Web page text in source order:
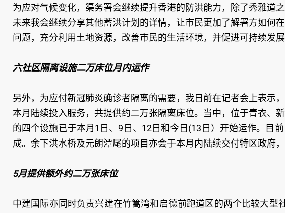
为应对气候变化，渠务署会继续提升香港的防洪能力，除了秀雅道
未来我会继续分享其他蓄洪计划的详情，让市民更加了解署方如何
问题，充分利用土地资源，改善市民的生活环境，并促进可持续发展
六社区隔离设施二万床位月内运作
另外，为应付新冠肺炎确诊者隔离的需要，我日前在记者会上表示
本月陆续投入服务，共提供约二万张隔离床位。当中，位于青衣、
的四个设施已于本月1日、9日、12日和今日(13日）开始运作。目
成。余下洪水桥及元朗潭尾的项目亦会于本月内陆续交付特区政府
5月提供额外约二万张床位
中建国际亦同时负责兴建在竹篙湾和启德前跑道区的两个比较大型